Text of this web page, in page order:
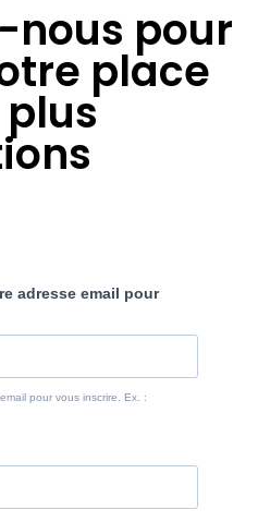
nous pour
place